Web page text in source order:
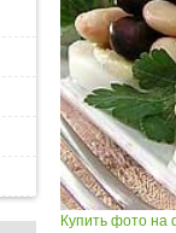
Купить фото на